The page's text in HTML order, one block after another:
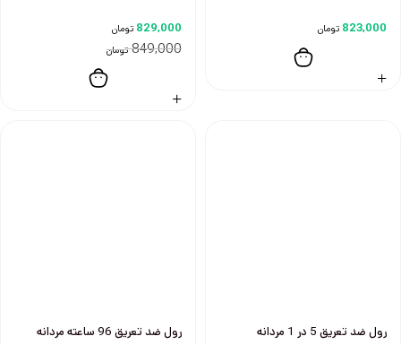
823,000 تومان
849,000 تومان
829,000 تومان
رول ضد تعريق 5 در 1 مردانه
رول ضد تعريق 96 ساعته مردانه